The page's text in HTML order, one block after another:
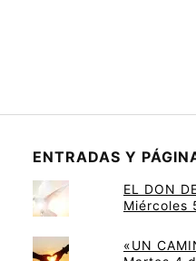
ENTRADAS Y
EL DON
Miércoles
«UN